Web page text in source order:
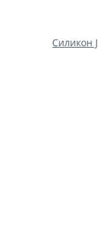
Силикон